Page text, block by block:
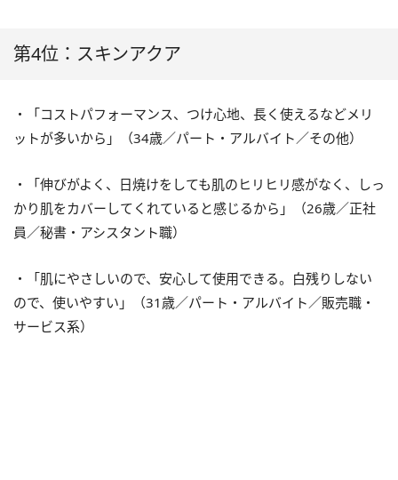
第4位：スキンアクア
・「コストパフォーマンス、つけ心地、長く使えるなどメリ
ットが多いから」（34歳／パート・アルバイト／その他）
・「伸びがよく、日焼けをしても肌のヒリヒリ感がなく、しっ
かり肌をカバーしてくれていると感じるから」（26歳／正社
員／秘書・アシスタント職）
・「肌にやさしいので、安心して使用できる。白残りしない
ので、使いやすい」（31歳／パート・アルバイト／販売職・
サービス系）